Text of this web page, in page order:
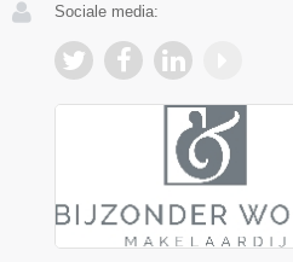
Sociale media: